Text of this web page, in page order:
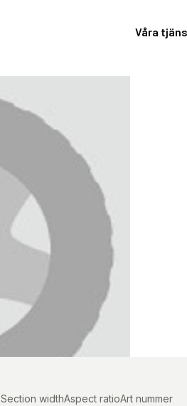
Våra
Section widthAspect ratioArt nummer